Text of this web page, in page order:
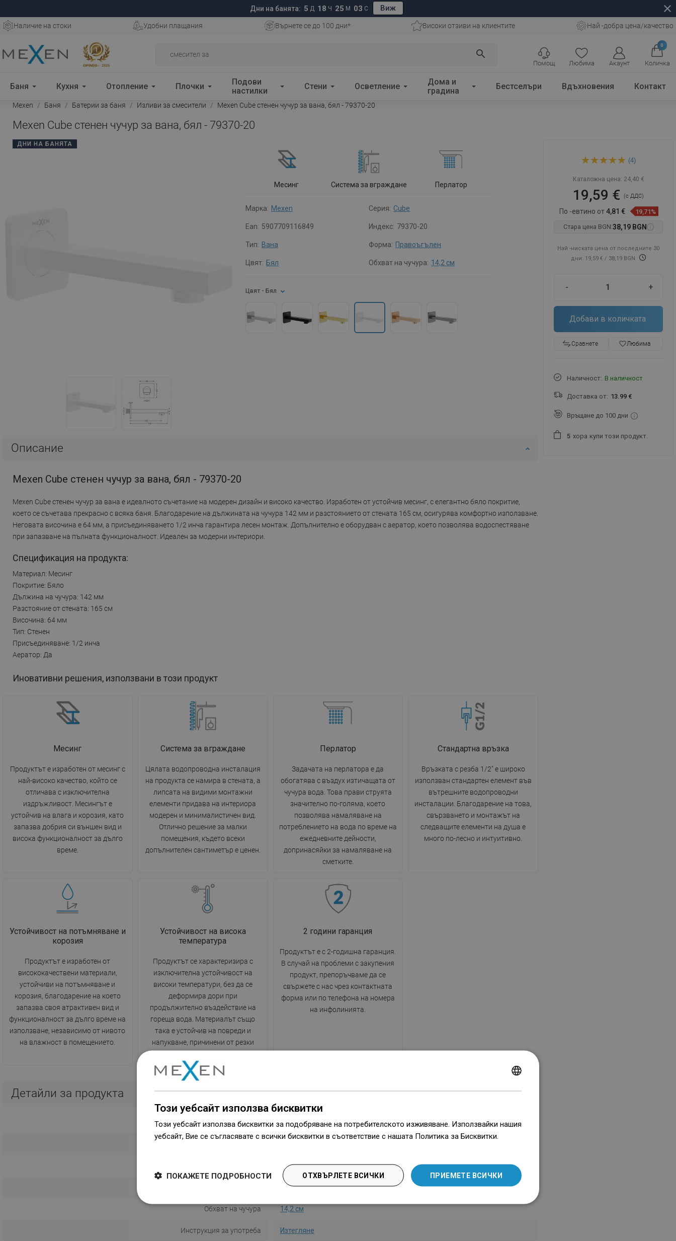
Дни на банята: 5 Д 18 Ч 25 М 02 С Виж close
Наличие на стоки Удобни плащания Върнете се до 100 дни* Високи отзиви на клиентите Най -добра цена/качество
search
Любима Акаунт
0
Количка
Помощ
Баня Кухня Отопление Плочки
Подови
настилки
Стени Осветление
Дома и
градина
Бестселъри Вдъхновения Контакт
Mexen Баня Батерии за баня Изливи за смесители Mexen Cube стенен чучур за вана, бял - 79370-20
Mexen Cube стенен чучур за вана, бял - 79370-20
ДНИ НА БАНЯТА
Месинг Система за вграждане Перлатор
Марка: Mexen Серия: Cube
Ean: 5907709116849 Индекс: 79370-20
Тип: Вана Форма: Правоъгълен
Цвят: Бял Обхват на чучура: 14,2 см
Цвят - Бял
Описание
Mexen Cube стенен чучур за вана, бял - 79370-20
Mexen Cube стенен чучур за вана е идеалното съчетание на модерен дизайн и високо качество. Изработен от устойчив месинг, с елегантно бяло покритие,
което се съчетава прекрасно с всяка баня. Благодарение на дължината на чучура 142 мм и разстоянието от стената 165 см, осигурява комфортно използване.
Неговата височина е 64 мм, а присъединяването 1/2 инча гарантира лесен монтаж. Допълнително е оборудван с аератор, което позволява водоспестяване
при запазване на пълната функционалност. Идеален за модерни интериори.
Спецификация на продукта:
Материал: Месинг
Покритие: Бяло
Дължина на чучура: 142 мм
Разстояние от стената: 165 см
Височина: 64 мм
Тип: Стенен
Присъединяване: 1/2 инча
Аератор: Да
Иновативни решения, използвани в този продукт
Месинг
Продуктът е изработен от месинг с
най-високо качество, който се
отличава с изключителна
издръжливост. Месингът е
устойчив на влага и корозия, като
запазва добрия си външен вид и
висока функционалност за дълго
време.
Система за вграждане
Цялата водопроводна инсталация
на продукта се намира в стената, а
липсата на видими монтажни
елементи придава на интериора
модерен и минималистичен вид.
Отлично решение за малки
помещения, където всеки
допълнителен сантиметър е ценен.
Перлатор
Задачата на перлатора е да
обогатява с въздух изтичащата от
чучура вода. Това прави струята
значително по-голяма, което
позволява намаляване на
потреблението на вода по време на
ежедневните дейности,
допринасяйки за намаляване на
сметките.
Стандартна връзка
Връзката с резба 1/2" е широко
използван стандартен елемент във
вътрешните водопроводни
инсталации. Благодарение на това,
свързването и монтажът на
следващите елементи на душа е
много по-лесно и интуитивно.
Устойчивост на потъмняване и
корозия
Продуктът е изработен от
висококачествени материали,
устойчиви на потъмняване и
корозия, благодарение на което
запазва своя атрактивен вид и
функционалност за дълго време на
използване, независимо от нивото
на влажност в помещението.
Устойчивост на висока
температура
Продуктът се характеризира с
изключителна устойчивост на
високи температури, без да се
деформира дори при
продължително въздействие на
гореща вода. Материалът също
така е устойчив на повреди и
напукване, причинени от резки
2 години гаранция
Продуктът е с 2-годишна гаранция.
В случай на проблеми с закупения
продукт, препоръчваме да се
свържете с нас чрез контактната
форма или по телефона на номера
на инфолинията.
Детайли за продукта
Серия Cube
Вана
Правоъгълен
Обхват на чучура 14,2 см
Инструкция за употреба Изтегляне
Mexen Cube стенен чучур за
вана, бял - 79370-20
(4)
Каталожна цена: 24,40 €
19,59 €(с ДДС)
По -евтино от4,81 €
19,71%
Стара цена BGN:38,19 BGN
Най -ниската цена от последните 30
дни: 19,59 €/ 38,19 BGN
- +
Добави в количката
Сравнете favorite_borderЛюбима
Наличност: В наличност
Доставка от: 13.99 €
Връщане до 100 дни
5 хора купи този продукт.
LITHUANIAN
ROMANIAN
Този уебсайт използва бисквитки
Този уебсайт използва бисквитки за подобряване на потребителското изживяване. Използвайки нашия
уебсайт, Вие се съгласявате с всички бисквитки в съответствие с нашата Политика за Бисквитки.
ПРИЕМЕТЕ ВСИЧКИ
ОТХВЪРЛЕТЕ ВСИЧКИ
ПОКАЖЕТЕ ПОДРОБНОСТИ